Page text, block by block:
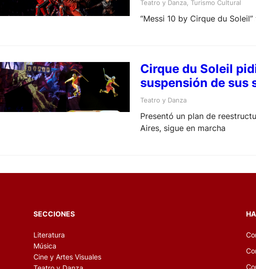
Teatro y Danza Turismo Cultural
“Messi 10 by Cirque du
Cirque du Soleil
suspensión de sus
Teatro y Danza
Presentó un plan de
Aires, sigue en marcha
SECCIONES
Literatura
Música
Cine y Artes Visuales